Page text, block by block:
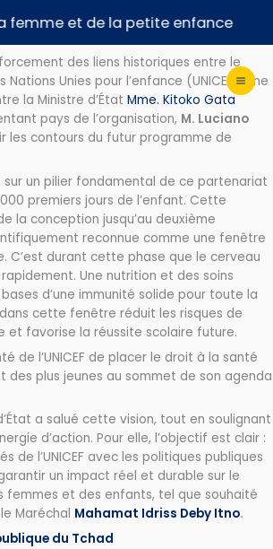
et de la petite enfance
des liens historiques entre le
Nations Unies pour l’enfance (UNICEF), une
la Ministre d’État Mme. Kitoko Gata
pays de l’organisation, M. Luciano
les contours du futur programme de
sur un pilier fondamental de ce partenariat
premiers jours de l’enfant. Cette
la conception jusqu’au deuxième
reconnue comme une fenêtre
C’est durant cette phase que le cerveau
Une nutrition et des soins
d’une immunité solide pour toute la
cette fenêtre réduit les risques de
et favorise la réussite scolaire future.
de l’UNICEF de placer le droit à la santé
des plus jeunes au sommet de son agenda
a salué cette vision, tout en soulignant
d’action. Pour elle, l’objectif est clair :
de l’UNICEF avec les politiques publiques
un impact réel et durable sur le
femmes et des enfants, tel que souhaité
Maréchal Mahamat Idriss Deby Itno.
du Tchad